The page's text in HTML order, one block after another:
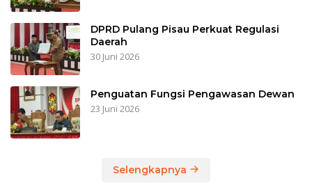
DPRD Pulang Pisau Perkuat Regulasi
Daerah
30 Juni 2026
Penguatan Fungsi Pengawasan Dewan
23 Juni 2026
Selengkapnya